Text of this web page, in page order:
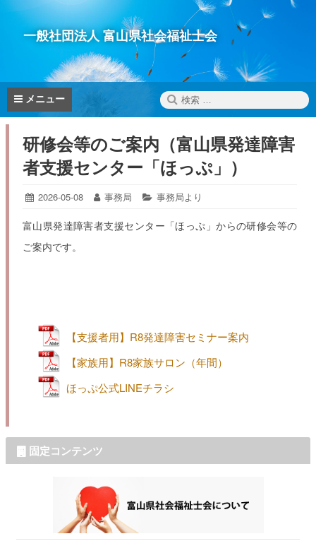
コ
へ
ス
キ
メニュー
検
索:
一般社団法人 富山県社会福祉士会
研修会等のご案内（富山県発達障害
者支援センター「ほっぷ」）
投
日:
2026-05-082026-
08
投
者:
事務局
カ
ゴ
事務局より
富山県発達障害者支援センター「ほっぷ」からの研修会等の
ご案内です。
【支援者用】R8発達障害セミナー案内
【家族用】R8家族サロン（年間）
ほっぷ公式LINEチラシ
固定コンテンツ